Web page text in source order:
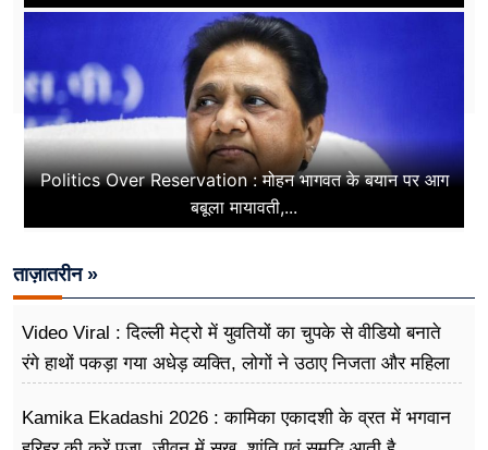
Politics Over Reservation : मोहन भागवत के बयान पर आग
बबूला मायावती,...
ताज़ातरीन »
Video Viral : दिल्ली मेट्रो में युवतियों का चुपके से वीडियो बनाते
रंगे हाथों पकड़ा गया अधेड़ व्यक्ति, लोगों ने उठाए निजता और महिला
Kamika Ekadashi 2026 : कामिका एकादशी के व्रत में भगवान